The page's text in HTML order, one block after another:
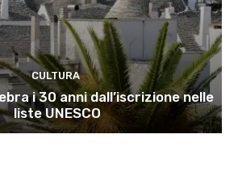
CULTURA
i 30 anni dall’iscrizione nelle
liste UNESCO